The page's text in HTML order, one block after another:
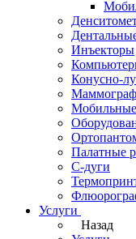
Инъекторы
Конусно-
Мобильные
Палатные
С-дуги
Услуги
Назад